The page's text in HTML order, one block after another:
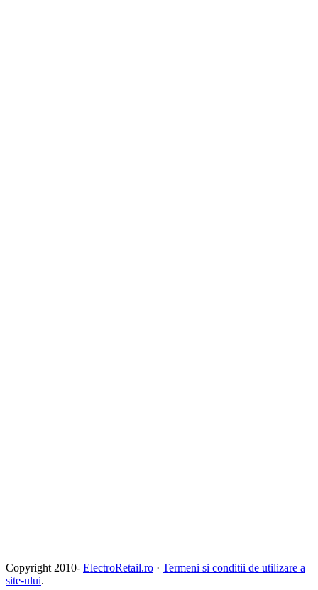
Copyright 2010- ElectroRetail.ro · Termeni si conditii de utilizare a
site-ului.